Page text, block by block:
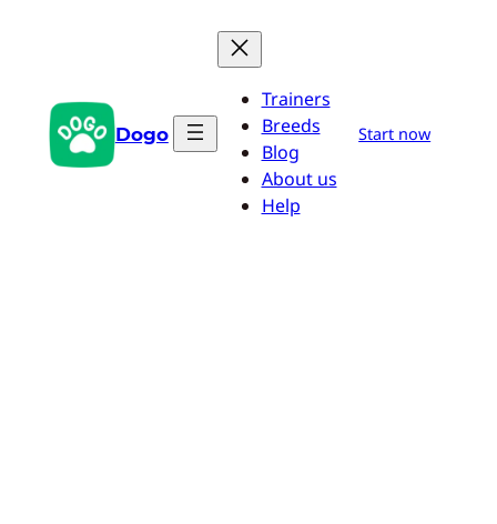
Dogo
Trainers
Breeds
Blog
About us
Help
Start now